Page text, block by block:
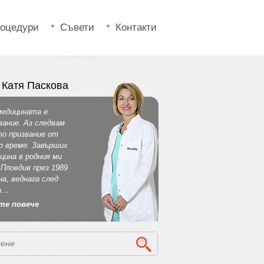
Съвети Контакти
Паскова
е
Аз следвам
призвание от
време. Завърших
в родния ми
през 1989
веднага след
повече